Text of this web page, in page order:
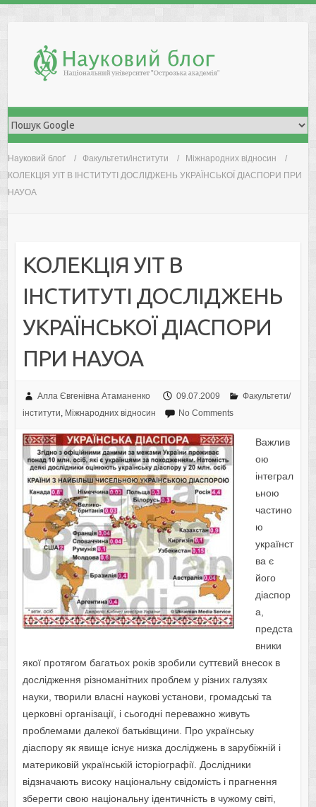
Науковий блоґ Факультети/інститути
Міжнародних відносин
КОЛЕКЦІЯ УІТ В ІНСТИТУТІ ДОСЛІДЖЕНЬ УКРАЇНСЬКОЇ ДІАСПОРИ ПРИ
НАУОА
КОЛЕКЦІЯ УІТ В
ІНСТИТУТІ ДОСЛІДЖЕНЬ
УКРАЇНСЬКОЇ ДІАСПОРИ
ПРИ НАУОА
Алла Євгенівна Атаманенко 09.07.2009
Факультети/
інститути, Міжнародних відносин No Comments
Важлив
ою
інтеграл
ьною
частино
ю
українст
ва є
його
діаспор
а,
предста
вники
якої протягом багатьох років зробили суттєвий внесок в
дослідження різноманітних проблем у різних галузях
науки, творили власні наукові установи, громадські та
церковні організації, і сьогодні переважно живуть
проблемами далекої батьківщини. Про українську
діаспору як явище існує низка досліджень в зарубіжній і
материковій українській історіографії. Дослідники
відзначають високу національну свідомість і прагнення
зберегти свою національну ідентичність в чужому світі,